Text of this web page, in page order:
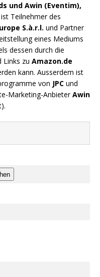
und Awin (Eventim),
ist Teilnehmer des
S.à.r.l. und Partner
eines Mediums
dessen durch die
Links zu Amazon.de
kann. Ausserdem ist
von JPC und
Marketing-AnbieterAwin